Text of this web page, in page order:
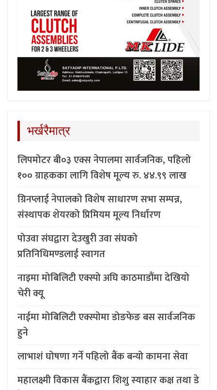
भर्खरैमात्र
लिपमोटर बी०३ एक्स नेपालमा सार्वजनिक, पहिलो
१०० ग्राहकका लागि विशेष मूल्य रु. ४४.९९ लाख
ग्रिनप्लाई नेपालको विशेष साधारण सभा सम्पन्न,
संस्थापक शेयरको प्रिमियम मूल्य निर्धारण
पोउवा संघद्वारा देउखुरी उवा संघको
प्रतिनिधिमण्डलाई स्वागत
नाइमा मोबिलिटी एक्स्पो अघि काठमाडौंमा देखियो
चेरी क्यू
नाईमा मोबिलिटी एक्स्पोमा डोङफेङ बस सार्वजनिक
हुने
लाभाशं घोषणा गर्ने पहिलो बैंक बन्यो कामना सेवा
महालक्ष्मी विकास बैंकद्वारा शिशु स्याहार कक्ष तथा डे